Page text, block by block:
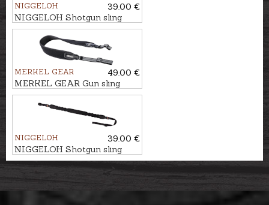
NIGGELOH
39.00 €
NIGGELOH Shotgun sling
MERKEL GEAR
49.00 €
MERKEL GEAR Gun sling
HELIX
NIGGELOH
39.00 €
NIGGELOH Shotgun sling